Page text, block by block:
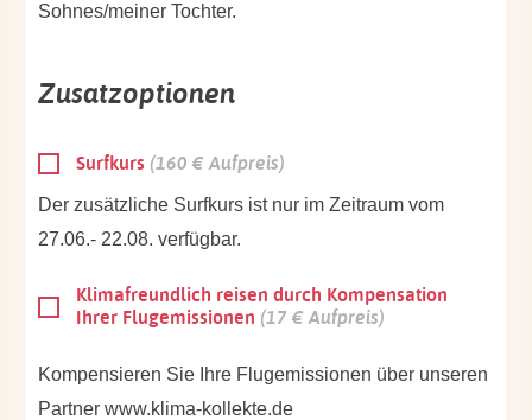
Sohnes/meiner Tochter.
Zusatzoptionen
Surfkurs (160 € Aufpreis)
Der zusätzliche Surfkurs ist nur im Zeitraum vom
27.06.- 22.08. verfügbar.
Klimafreundlich reisen durch Kompensation
Ihrer Flugemissionen (17 € Aufpreis)
Kompensieren Sie Ihre Flugemissionen über unseren
Partner www.klima-kollekte.de